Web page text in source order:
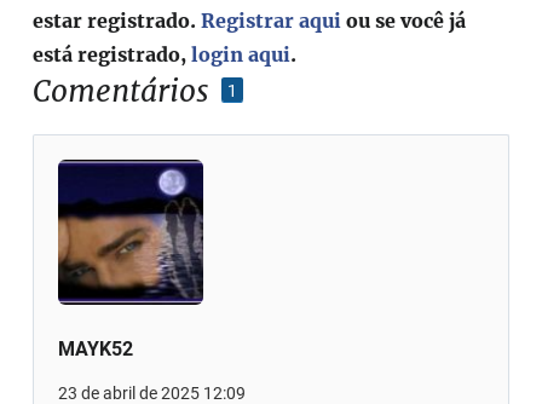
Comentários 1
MAYK52
23 de abril de 2025 12:09
estar registrado.Registrar aqui ou se você já
está registrado,login aqui.